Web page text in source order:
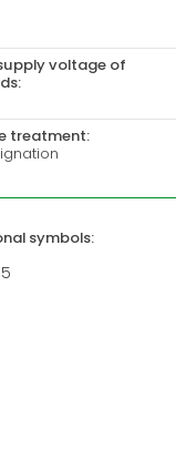
770
voltage of
treatment:
symbols: